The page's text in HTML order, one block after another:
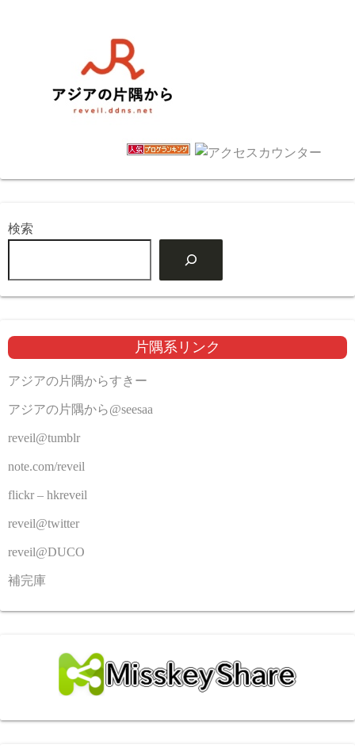
検索
片隅系リンク
アジアの片隅からすきー
アジアの片隅から@seesaa
reveil@tumblr
note.com/reveil
flickr – hkreveil
reveil@twitter
reveil@DUCO
補完庫